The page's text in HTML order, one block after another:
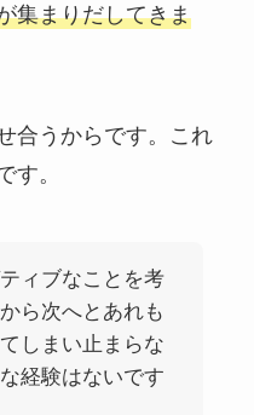
集まりだしてきま
合うからです。これ
す。
ィブなことを考
ら次へとあれも
しまい止まらな
経験はないです